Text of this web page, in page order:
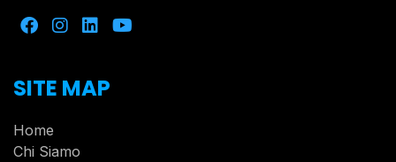
SITE MAP
Home
Chi Siamo